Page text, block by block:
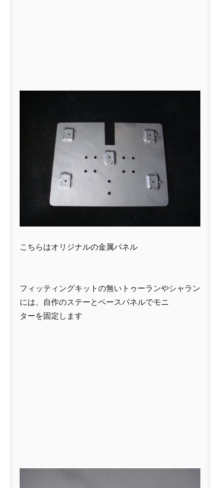
こちらはオリジナルの金属パネル
フィッティングキットの無いトゥーランやシャラン
には、自作のステーとベースパネルでモニ
ターを固定します